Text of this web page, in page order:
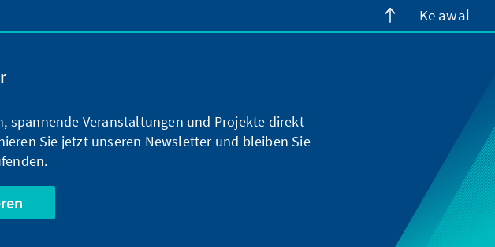
Ke awal
spannende Veranstaltungen und Projekte direkt
Sie jetzt unseren Newsletter und bleiben Sie